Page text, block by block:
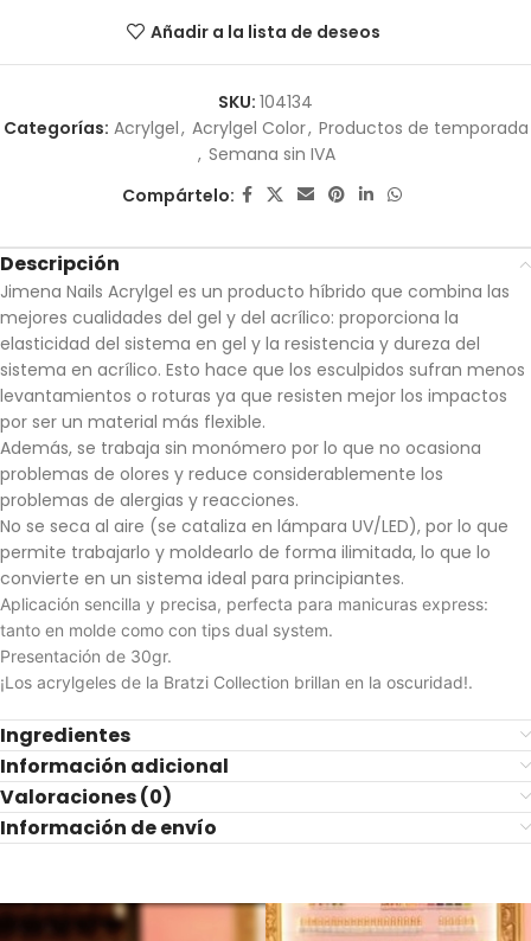
Añadir a la lista de deseos
SKU: 104134
Categorías: Acrylgel, Acrylgel Color, Productos de temporada
, Semana sin IVA
Compártelo:
Descripción
Jimena Nails Acrylgel es un producto híbrido que combina las
mejores cualidades del gel y del acrílico: proporciona la
elasticidad del sistema en gel y la resistencia y dureza del
sistema en acrílico. Esto hace que los esculpidos sufran menos
levantamientos o roturas ya que resisten mejor los impactos
por ser un material más flexible.
Además, se trabaja sin monómero por lo que no ocasiona
problemas de olores y reduce considerablemente los
problemas de alergias y reacciones.
No se seca al aire (se cataliza en lámpara UV/LED), por lo que
permite trabajarlo y moldearlo de forma ilimitada, lo que lo
convierte en un sistema ideal para principiantes.
Aplicación sencilla y precisa, perfecta para manicuras express:
tanto en molde como con tips dual system.
Presentación de 30gr.
¡Los acrylgeles de la Bratzi Collection brillan en la oscuridad!.
Ingredientes
Información adicional
Valoraciones (0)
Información de envío